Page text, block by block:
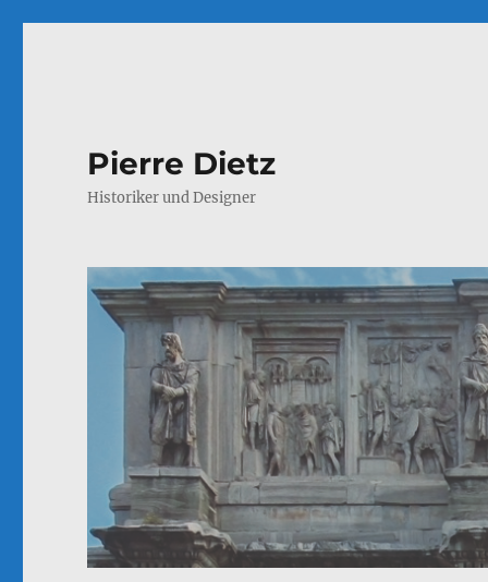
Pierre Dietz
Historiker und Designer